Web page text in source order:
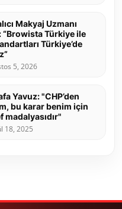
Makyaj Uzmanı
Türkiye ile
Türkiye’de
5, 2026
Yavuz: "CHP’den
bu karar benim için
madalyasıdır"
18, 2025